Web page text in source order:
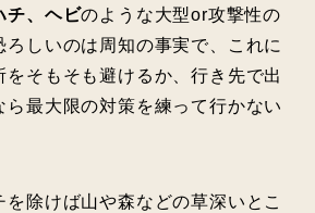
チ、ヘビのような大型or攻撃性の
ろしいのは周知の事実で、これに
をそもそも避けるか、行き先で出
ら最大限の対策を練って行かない
を除けば山や森などの草深いとこ